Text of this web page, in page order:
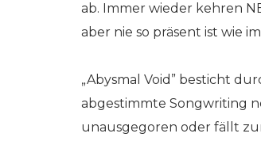
ab. Immer wieder kehren
aber nie so präsent ist wie
„Abysmal Void” besticht
abgestimmte Songwriting
unausgegoren oder fällt